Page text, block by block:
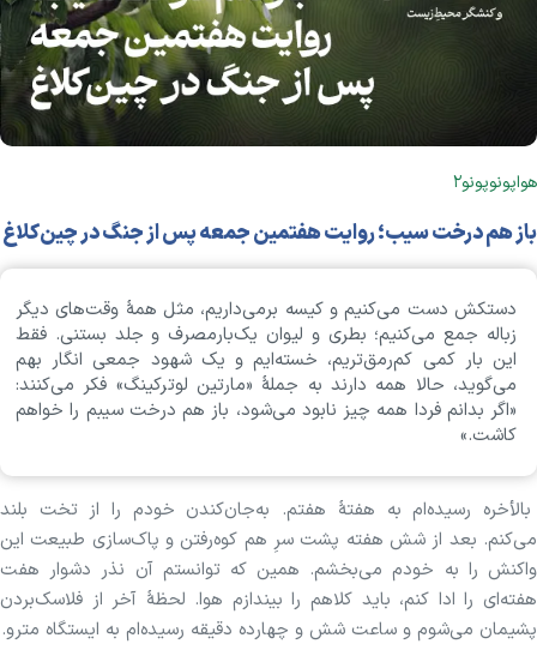
هواپونوپونو۲
باز هم درخت سیب؛ روایت هفتمین جمعه پس از جنگ در چین‌کلاغ
دستکش دست می‌کنیم و کیسه برمی‌داریم، مثل همهٔ وقت‌های دیگر
زباله جمع می‌کنیم؛ بطری و لیوان یک‌بارمصرف و جلد بستنی. فقط
این بار کمی کم‌رمق‌تریم، خسته‌ایم و یک شهود جمعی انگار بهم
می‌گوید، حالا همه دارند به جملهٔ «مارتین لوترکینگ» فکر می‌کنند:
«اگر بدانم فردا همه چیز نابود می‌شود، باز هم درخت سیبم را خواهم
کاشت.»
بالأخره رسیده‌ام به هفتهٔ هفتم. به‌جان‌کندن خودم را از تخت بلند
می‌کنم. بعد از شش هفته پشت سرِ هم کوه‌رفتن و پاک‌سازی طبیعت این
واکنش را به خودم می‌بخشم. همین که توانستم آن نذر دشوار هفت
هفته‌ای را ادا کنم، باید کلاهم را بیندازم هوا. لحظهٔ آخر از فلاسک‌بردن
پشیمان می‌شوم و ساعت شش و چهارده دقیقه رسیده‌ام به ایستگاه مترو.